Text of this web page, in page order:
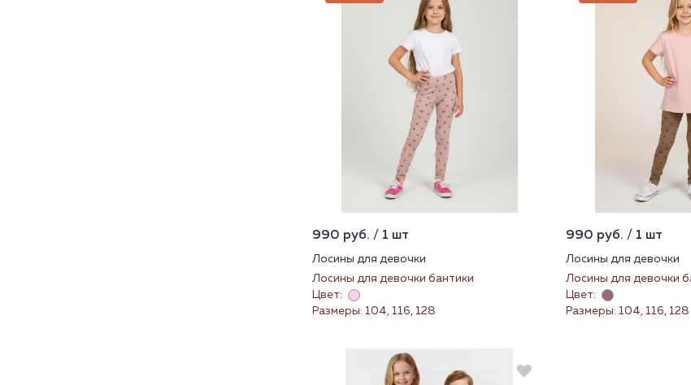
990 руб. / 1 шт
Лосины для девочки
Лосины для девочки бантики
Цвет:
Размеры: 104, 116, 128
990 руб. / 1 шт
Лосины для девочки
Лосины для девочки
Цвет:
Размеры: 104, 116, 128